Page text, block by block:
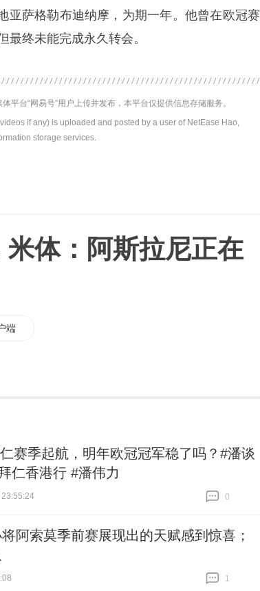
亚萨格勒布迪纳摩，为期一年。他曾在欧冠赛
最终未能完成永久转会。
平台“网易号”用户上传并发布，本平台仅提供信息存储服务。
if any) is uploaded and posted by a user of NetEase Hao,
storage services.
体：阿斯拉尼正在
端
赛季起航，明年欧冠冠军稳了吗？#潘谈
仁香港行 #潘伟力
0
阿索莫季前赛展现出的天赋感到惊喜；
1